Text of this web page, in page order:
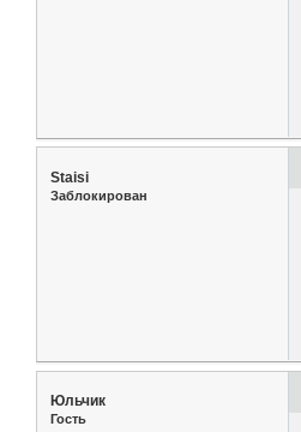
Staisi
Заблокирован
Юльчик
Гость